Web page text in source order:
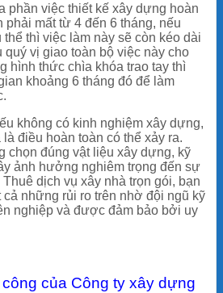
phần việc thiết kế xây dựng hoàn
phải mất từ 4 đến 6 tháng, nếu
thể thì việc làm này sẽ còn kéo dài
quý vị giao toàn bộ việc này cho
hình thức chìa khóa trao tay thì
khoảng 6 tháng đó để làm
không có kinh nghiệm xây dựng,
điều hoàn toàn có thể xảy ra.
chọn đúng vật liệu xây dựng, kỹ
ảnh hưởng nghiêm trọng đến sự
dịch vụ xây nhà trọn gói, bạn
những rủi ro trên nhờ đội ngũ kỹ
nghiệp và được đảm bảo bởi uy
của Công ty xây dựng